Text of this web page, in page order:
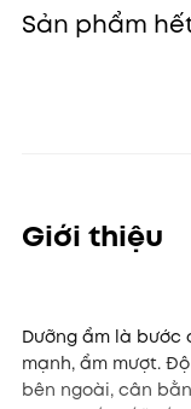
Sản phẩm
Giới thiệu
Dưỡng ẩm là
mạnh, ẩm mượt.
bên ngoài, cân